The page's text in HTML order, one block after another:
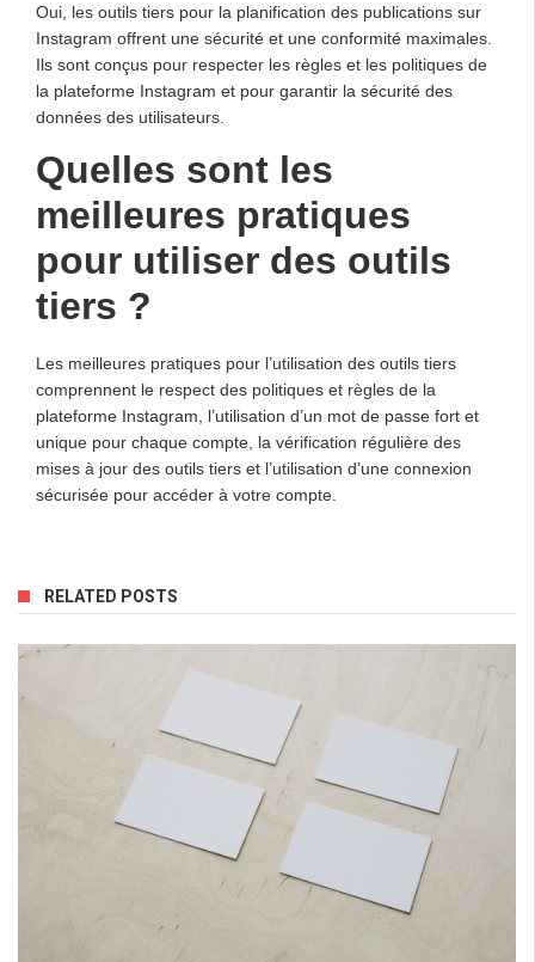
Oui, les outils tiers pour la planification des publications sur
Instagram offrent une sécurité et une conformité maximales.
Ils sont conçus pour respecter les règles et les politiques de
la plateforme Instagram et pour garantir la sécurité des
données des utilisateurs.
Quelles sont les
meilleures pratiques
pour utiliser des outils
tiers ?
Les meilleures pratiques pour l’utilisation des outils tiers
comprennent le respect des politiques et règles de la
plateforme Instagram, l’utilisation d’un mot de passe fort et
unique pour chaque compte, la vérification régulière des
mises à jour des outils tiers et l’utilisation d’une connexion
sécurisée pour accéder à votre compte.
RELATED POSTS